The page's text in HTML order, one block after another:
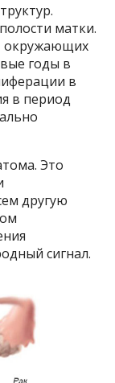
матки.
окружающих
годы в
в
в период
Это
другую
сигнал.